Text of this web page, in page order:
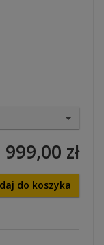
999,00 zł
do koszyka